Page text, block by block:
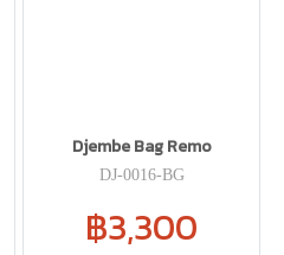
Djembe Bag Remo
DJ-0016-BG
฿3,300